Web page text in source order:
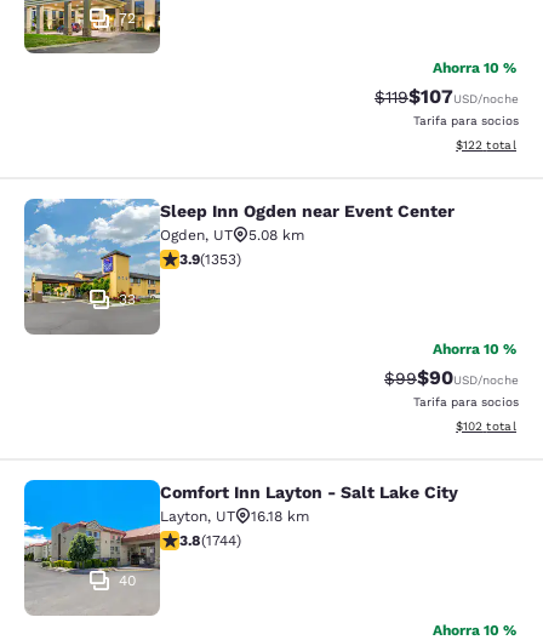
72
Ahorra 10 %
Precio tachado:
$119Precio con
$107USD/noche
Tarifa para socios
Ver detalles
$122 total
Sleep Inn Ogden near Event Center
33
Sleep Inn Ogden near Event Center
Ogden, UT
5.08 km
calificación de 3.92 estrellas. Bueno. 1353 reseñas
3.9(1353)
Ahorra 10 %
Precio tachado:
$99Precio con
$90USD/noche
Tarifa para socios
Ver detalles
$102 total
Comfort Inn Layton - Salt Lake City
40
Comfort Inn Layton - Salt Lake City
Layton, UT
16.18 km
calificación de 3.84 estrellas. Bueno. 1744 reseñas
3.8(1744)
Ahorra 10 %